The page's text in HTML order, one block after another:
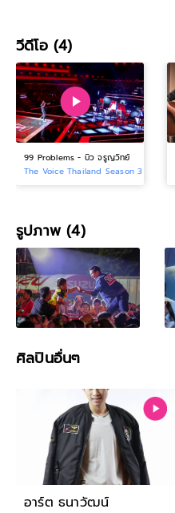
วีดีโอ (4)
99 Problems - บิว จรูญวิทย์
The Voice Thailand Season 3 :
รูปภาพ (4)
ศิลปินอื่นๆ
อาร์ต ธนาวัฒน์